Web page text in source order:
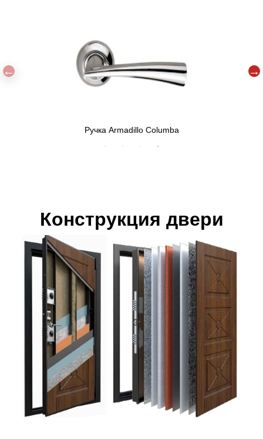
Ручка Armadillo Columba
Конструкция двери